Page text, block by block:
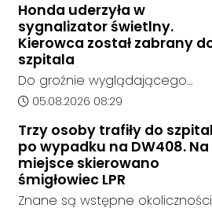
Kędzierzynie-Koźlu zakończył się
bez rozstrzygnięcia. Mimo
wcześniejszego
terenem ze strony sieci Dino, do
postępowania nie zgłosił się
żaden oferent.
Honda uderzyła w
sygnalizator świetlny.
Kierowca został zabrany
szpitala
Do groźnie wyglądającego
zdarzenia drogowego doszło w
godziny 6:30 kierujący
samochodem marki Honda
zjechał z drogi i uderzył w
sygnalizator świetlny.
Data dodania artykułu:
05.08.2026 08:29
Trzy osoby trafiły do
po wypadku na DW408. Na
miejsce skierowano
śmigłowiec LPR
Znane są wstępne okoliczności